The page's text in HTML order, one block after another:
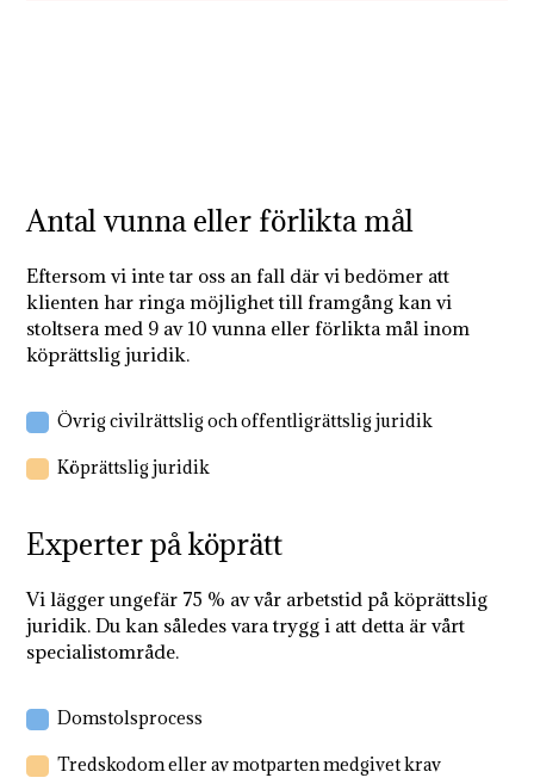
Antal vunna eller förlikta mål
Eftersom vi inte tar oss an fall där vi bedömer att
klienten har ringa möjlighet till framgång kan vi
stoltsera med 9 av 10 vunna eller förlikta mål inom
köprättslig juridik.
Övrig civilrättslig och offentligrättslig juridik
Köprättslig juridik
Experter på köprätt
Vi lägger ungefär 75 % av vår arbetstid på köprättslig
juridik. Du kan således vara trygg i att detta är vårt
specialistområde.
Domstolsprocess
Tredskodom eller av motparten medgivet krav